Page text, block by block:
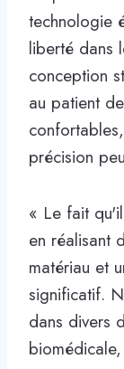
technologie
liberté dans
conception
au patient
précision
« Le fait
en réalisant
matériau et
significatif.
dans divers